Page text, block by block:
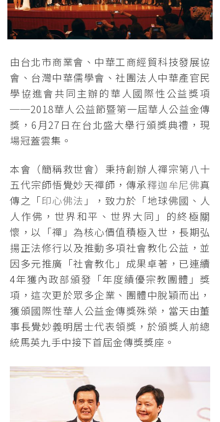
由台北市商業會、中華工商經貿科技發展協
會、台灣中華儒學會、社團法人中華產官民
學協進會共同主辦的華人國際性公益獎項
──2018華人公益節暨第一屆華人公益金傳
獎，6月27日在台北盛大舉行頒獎典禮，現
場冠蓋雲集。
本會（簡稱救世會）秉持創辦人禪宗第八十
五代宗師悟覺妙天禪師，傳承釋迦牟尼佛真
傳之「印心佛法 」，致力於「地球佛國、人
人作佛，世界和平、世界大同」的終極關
懷，以「禪」為核心價值積極入世，長期弘
揚正法修行以及推動多項社會教化公益，並
因多元推廣「社會教化」成果卓著，已連續
4年獲內政部頒發「年度績優宗教團體」獎
項，這次更於眾多企業、團體中脫穎而出，
獲頒國際性華人公益金傳獎殊榮，當天由董
事長覺妙義明居士代表領獎，於頒獎人前總
統馬英九手中接下首屆金傳獎獎座。